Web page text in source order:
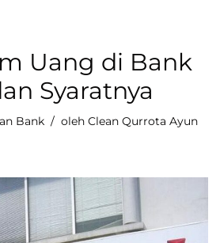
Uang di Bank
Syaratnya
Bank oleh Clean Qurrota Ayun